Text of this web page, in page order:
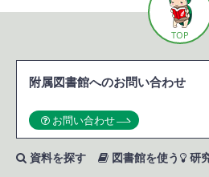
附属図書館へのお問い合わせ
お問い合わせ
資料を探す 図書館を使う 研
TOP